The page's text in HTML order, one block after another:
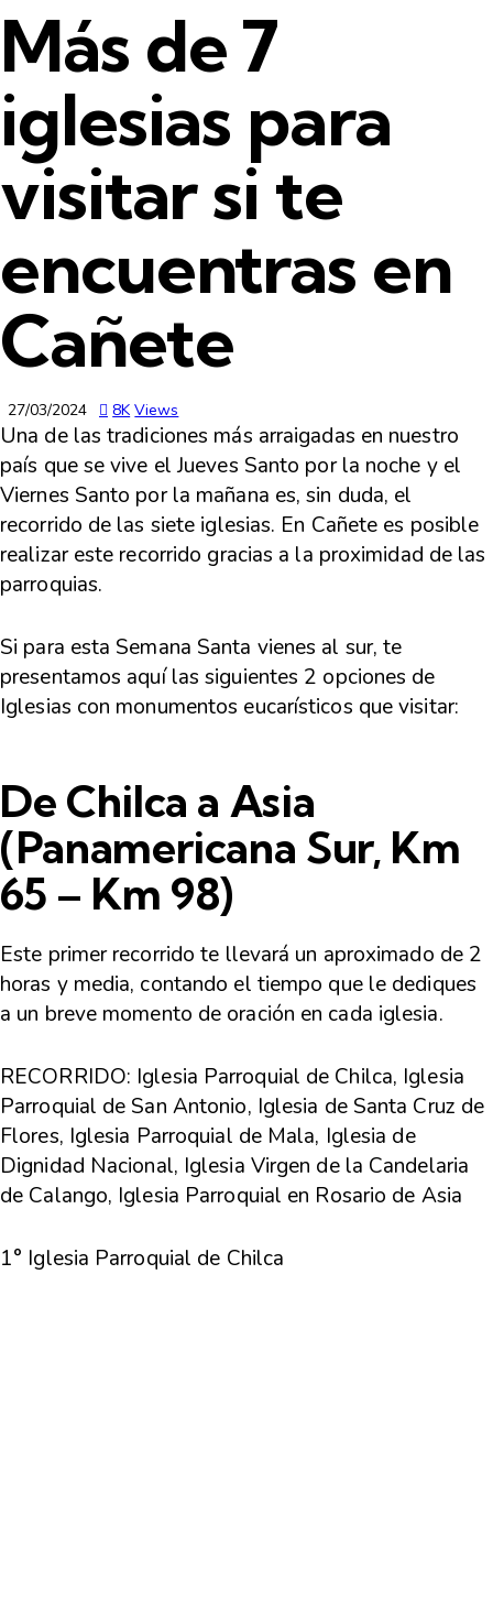
Más de 7
iglesias para
visitar si te
encuentras en
Cañete
27/03/2024 8K Views
Una de las tradiciones más arraigadas en nuestro
país que se vive el Jueves Santo por la noche y el
Viernes Santo por la mañana es, sin duda, el
recorrido de las siete iglesias. En Cañete es posible
realizar este recorrido gracias a la proximidad de las
parroquias.
Si para esta Semana Santa vienes al sur, te
presentamos aquí las siguientes 2 opciones de
Iglesias con monumentos eucarísticos que visitar:
De Chilca a Asia
(Panamericana Sur, Km
65 – Km 98)
Este primer recorrido te llevará un aproximado de 2
horas y media, contando el tiempo que le dediques
a un breve momento de oración en cada iglesia.
RECORRIDO: Iglesia Parroquial de Chilca, Iglesia
Parroquial de San Antonio, Iglesia de Santa Cruz de
Flores, Iglesia Parroquial de Mala, Iglesia de
Dignidad Nacional, Iglesia Virgen de la Candelaria
de Calango, Iglesia Parroquial en Rosario de Asia
1° Iglesia Parroquial de Chilca